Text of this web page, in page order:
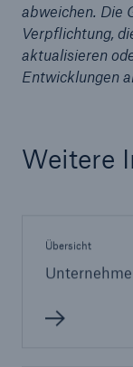
abweichen. Die
Verpflichtung,
aktualisieren
Entwicklungen
Weitere
Übersicht
Lösungen
Home